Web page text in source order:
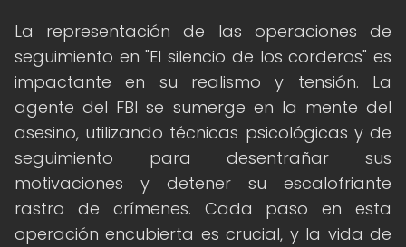
La representación de las operaciones de
seguimiento en "El silencio de los corderos" es
impactante en su realismo y tensión. La
agente del FBI se sumerge en la mente del
asesino, utilizando técnicas psicológicas y de
seguimiento para desentrañar sus
motivaciones y detener su escalofriante
rastro de crímenes. Cada paso en esta
operación encubierta es crucial, y la vida de